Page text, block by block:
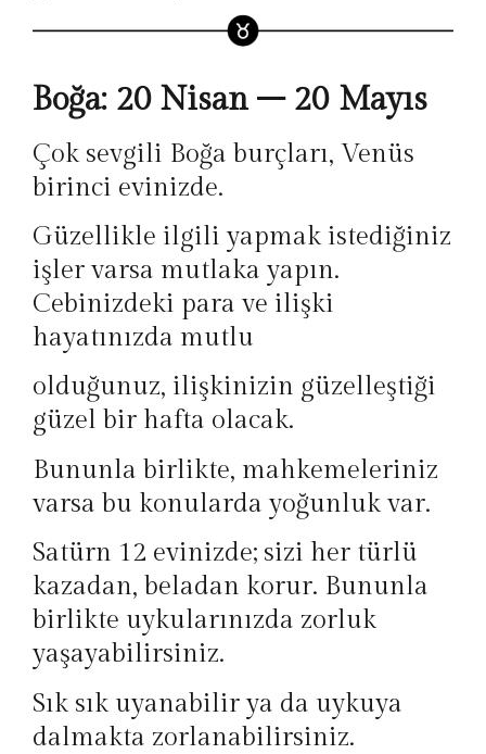
Boğa: 20 Nisan – 20 Mayıs
Çok sevgili Boğa burçları, Venüs
birinci evinizde.
Güzellikle ilgili yapmak istediğiniz
işler varsa mutlaka yapın.
Cebinizdeki para ve ilişki
hayatınızda mutlu
olduğunuz, ilişkinizin güzelleştiği
güzel bir hafta olacak.
Bununla birlikte, mahkemeleriniz
varsa bu konularda yoğunluk var.
Satürn 12 evinizde; sizi her türlü
kazadan, beladan korur. Bununla
birlikte uykularınızda zorluk
yaşayabilirsiniz.
Sık sık uyanabilir ya da uykuya
dalmakta zorlanabilirsiniz.